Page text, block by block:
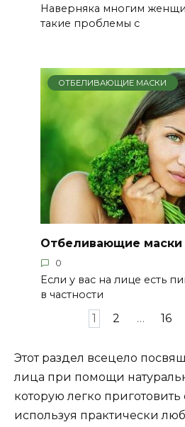
Наверняка многим
такие проблемы с
ОТБЕЛИВАЮЩИЕ МАСКИ
Отбеливающие маски
0
Если у вас на лице есть
в частности
1 2 … 16
Этот раздел всецело
лица при помощи
которую легко приготовить
используя практически